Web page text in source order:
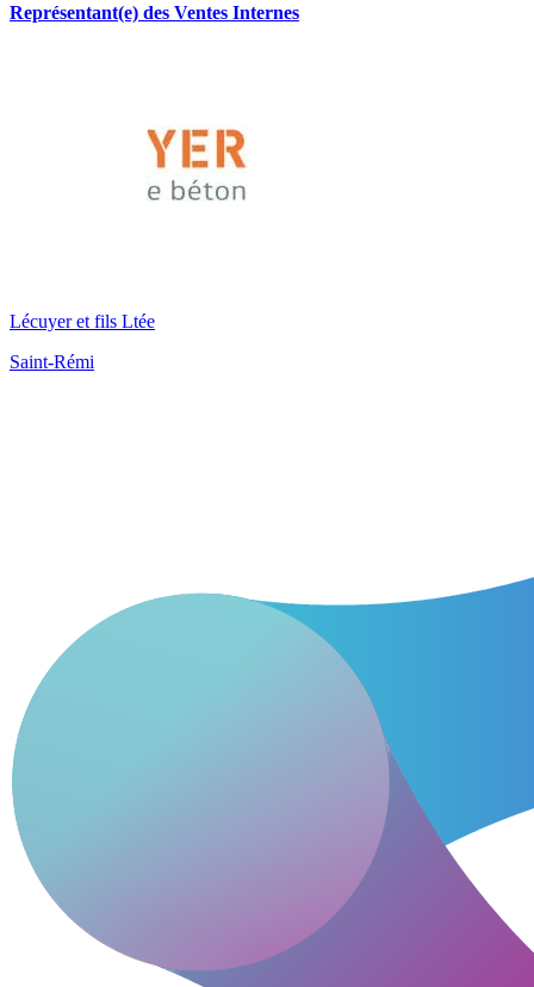
Représentant(e) des Ventes Internes
Lécuyer et fils Ltée
Saint-Rémi